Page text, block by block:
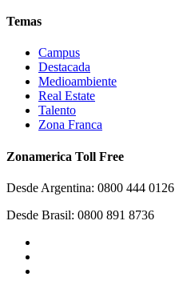
Temas
Campus
Destacada
Medioambiente
Real Estate
Talento
Zona Franca
Zonamerica Toll Free
Desde Argentina: 0800 444 0126
Desde Brasil: 0800 891 8736